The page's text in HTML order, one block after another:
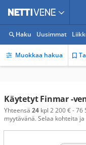
Haku Uusimmat
Muokkaa hakua
Käytetyt Finmar -
Yhteensä 24 kpl 2 200 € -
myytävänä. Selaa kohteita